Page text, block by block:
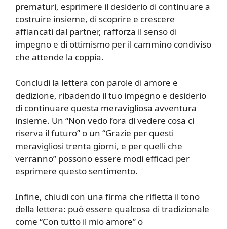
prematuri, esprimere il desiderio di continuare a
costruire insieme, di scoprire e crescere
affiancati dal partner, rafforza il senso di
impegno e di ottimismo per il cammino condiviso
che attende la coppia.
Concludi la lettera con parole di amore e
dedizione, ribadendo il tuo impegno e desiderio
di continuare questa meravigliosa avventura
insieme. Un “Non vedo l’ora di vedere cosa ci
riserva il futuro” o un “Grazie per questi
meravigliosi trenta giorni, e per quelli che
verranno” possono essere modi efficaci per
esprimere questo sentimento.
Infine, chiudi con una firma che rifletta il tono
della lettera: può essere qualcosa di tradizionale
come “Con tutto il mio amore” o